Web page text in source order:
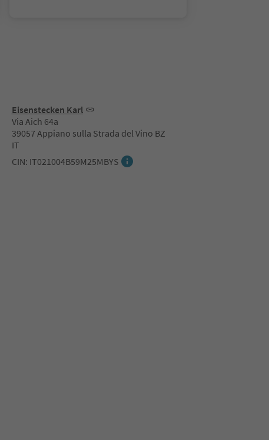
Eisenstecken Karl
Via Aich 64a
39057 Appiano sulla Strada del Vino BZ
IT
CIN: IT021004B59M25MBYS